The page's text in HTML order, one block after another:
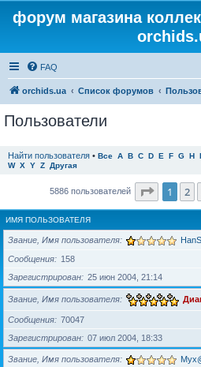
форум магазина
FAQ
orchids.ua Список форумов
Пользователи
Найти пользователя • Все A B C D E F G H I
W X Y Z Другая
5886 пользователей 1 2
ИМЯ ПОЛЬЗОВАТЕЛЯ
Звание, Имя пользователя
Сообщения
158
Зарегистрирован
25 июн 2004, 21:14
Звание, Имя пользователя
Сообщения
70047
Зарегистрирован
07 июл 2004, 18:33
Звание, Имя пользователя